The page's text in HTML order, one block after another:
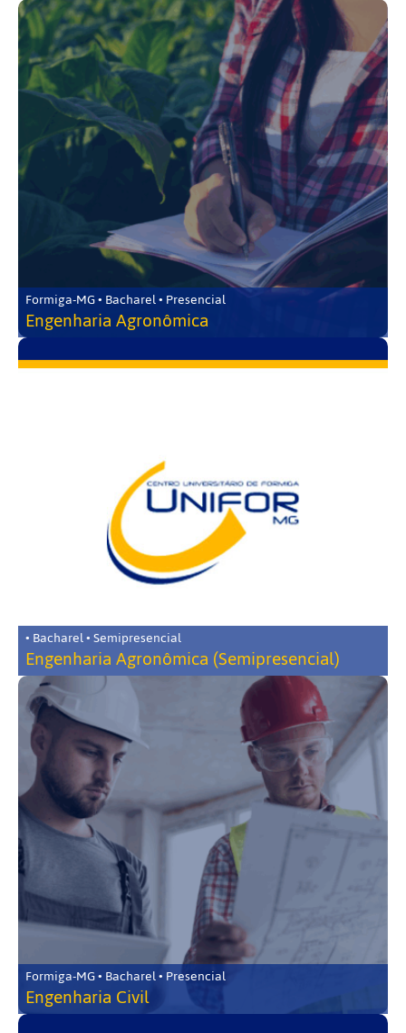
Formiga-MG • Bacharel • Presencial
Engenharia Agronômica
• Bacharel • Semipresencial
Engenharia Agronômica (Semipresencial)
Formiga-MG • Bacharel • Presencial
Engenharia Civil